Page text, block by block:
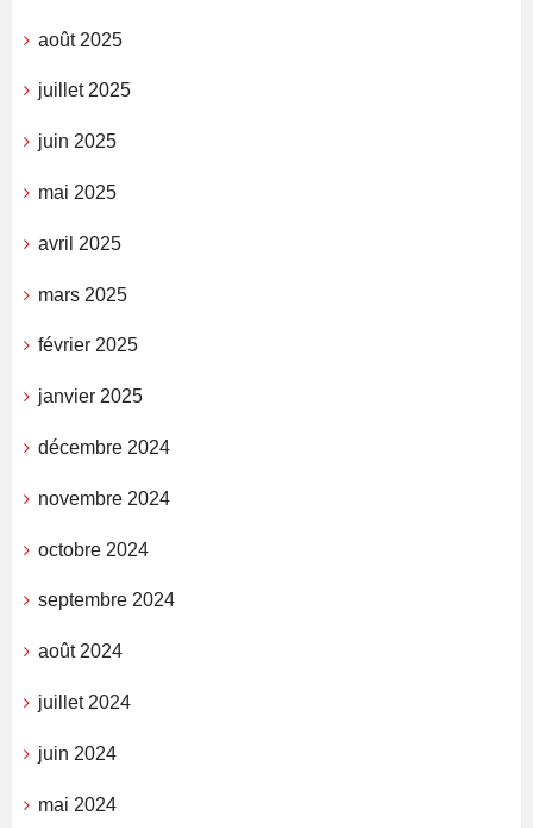
août 2025
juillet 2025
juin 2025
mai 2025
avril 2025
mars 2025
février 2025
janvier 2025
décembre 2024
novembre 2024
octobre 2024
septembre 2024
août 2024
juillet 2024
juin 2024
mai 2024